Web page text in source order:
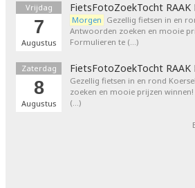
Vrijdag
7
Augustus
FietsFotoZoekTocht RAAK
Morgen Gezellig fietsen in en
Antwoorden zoeken en mooie
Formulieren te (…)
Zaterdag
8
Augustus
FietsFotoZoekTocht RAAK
Gezellig fietsen in en rond
zoeken en mooie prijzen
(…)